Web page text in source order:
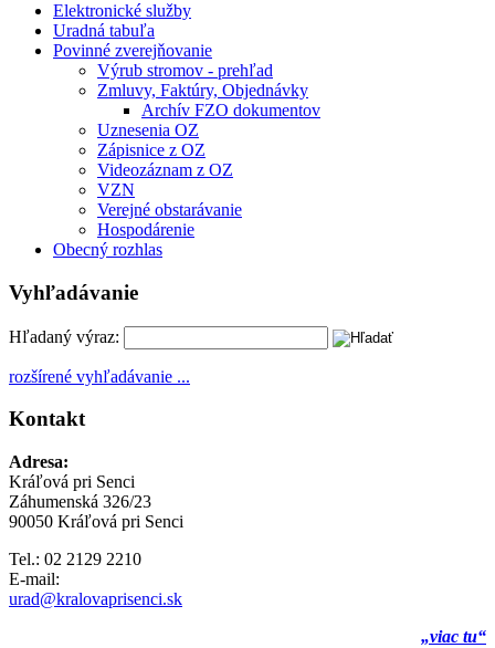
Elektronické služby
Uradná tabuľa
Povinné zverejňovanie
Výrub stromov - prehľad
Zmluvy, Faktúry, Objednávky
Archív FZO dokumentov
Uznesenia OZ
Zápisnice z OZ
Videozáznam z OZ
VZN
Verejné obstarávanie
Hospodárenie
Obecný rozhlas
Vyhľadávanie
Hľadaný výraz:
rozšírené vyhľadávanie ...
Kontakt
Adresa:
Kráľová pri Senci
Záhumenská 326/23
90050 Kráľová pri Senci
Tel.: 02 2129 2210
E-mail:
urad@kralovaprisenci.sk
„viac tu“